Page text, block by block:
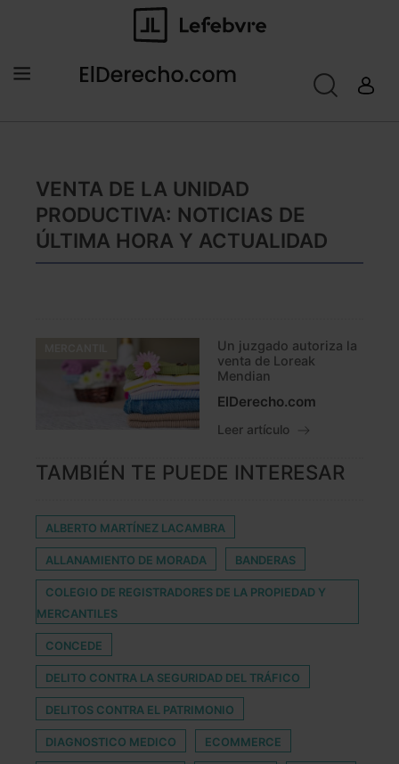
VENTA DE LA UNIDAD
PRODUCTIVA: NOTICIAS DE
ÚLTIMA HORA Y ACTUALIDAD
Un juzgado autoriza la
venta de Loreak
Mendian
ElDerecho.com
Leer artículo
TAMBIÉN TE PUEDE INTERESAR
ALBERTO MARTÍNEZ LACAMBRA
ALLANAMIENTO DE MORADA BANDERAS
COLEGIO DE REGISTRADORES DE LA PROPIEDAD Y
MERCANTILES
CONCEDE
DELITO CONTRA LA SEGURIDAD DEL TRÁFICO
DELITOS CONTRA EL PATRIMONIO
DIAGNOSTICO MEDICO ECOMMERCE